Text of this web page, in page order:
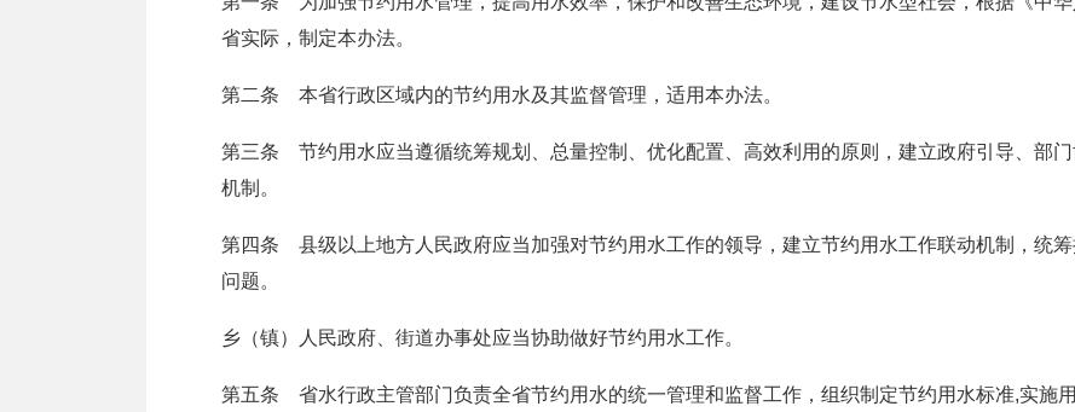
省实际，制定本办法。
第二条 本省行政区域内的节约用水及其监督管理，适用本办法。
第三条 节约用水应当遵循统筹规划、总量控制、优化配置、高效利用的原则，建立政府引导、部
机制。
第四条 县级以上地方人民政府应当加强对节约用水工作的领导，建立节约用水工作联动机制，统
问题。
乡（镇）人民政府、街道办事处应当协助做好节约用水工作。
第五条 省水行政主管部门负责全省节约用水的统一管理和监督工作，组织制定节约用水标准,实施